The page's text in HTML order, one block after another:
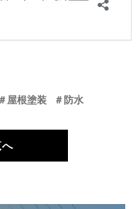
＃屋根塗装 ＃防水
へ